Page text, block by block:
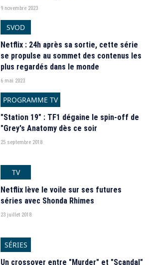
9 novembre 2023
SVOD
Netflix : 24h après sa sortie, cette série
se propulse au sommet des contenus les
plus regardés dans le monde
6 mai 2023
PROGRAMME TV
"Station 19" : TF1 dégaine le spin-off de
"Grey's Anatomy dès ce soir
25 septembre 2018
TV
Netflix lève le voile sur ses futures
séries avec Shonda Rhimes
23 juillet 2018
SÉRIES
Un crossover entre "Murder" et "Scandal"